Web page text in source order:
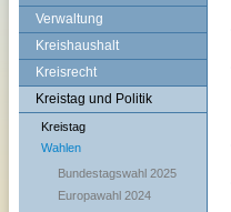
Verwaltung
Kreishaushalt
Kreisrecht
Kreistag und Politik
Kreistag
Wahlen
Bundestagswahl 2025
Europawahl 2024